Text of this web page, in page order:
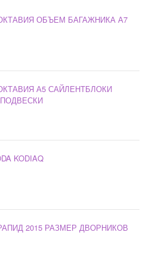
ОБЪЕМ БАГАЖНИКА А7
А5 САЙЛЕНТБЛОКИ
KODIAQ
2015 РАЗМЕР ДВОРНИКОВ